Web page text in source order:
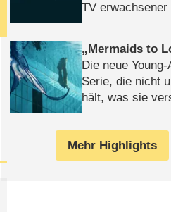
TV erwachsener
Mermaids to
Die neue Young-
Serie, die nicht
hält, was sie
Mehr Highlights